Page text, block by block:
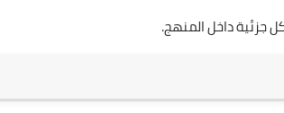
جزئية داخل المنهج.